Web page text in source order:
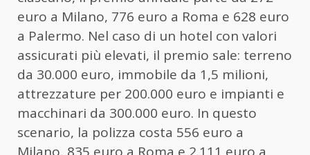
euro a Milano, 776 euro a Roma e 628 euro
a Palermo. Nel caso di un hotel con valori
assicurati più elevati, il premio sale: terreno
da 30.000 euro, immobile da 1,5 milioni,
attrezzature per 200.000 euro e impianti e
macchinari da 300.000 euro. In questo
scenario, la polizza costa 556 euro a